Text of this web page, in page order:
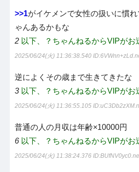
>>1がイケメンで女性の扱いに慣
ゃんあるかもな
2 以下、？ちゃんねるからVIPがお
2025/06/24(火) 11:36:38.540
逆によくその歳まで生きてきたな
3 以下、？ちゃんねるからVIPがお
2025/06/24(火) 11:36:55.105
普通の人の月収は年齢×10000円
6 以下、？ちゃんねるからVIPがお
2025/06/24(火) 11:38:24.376